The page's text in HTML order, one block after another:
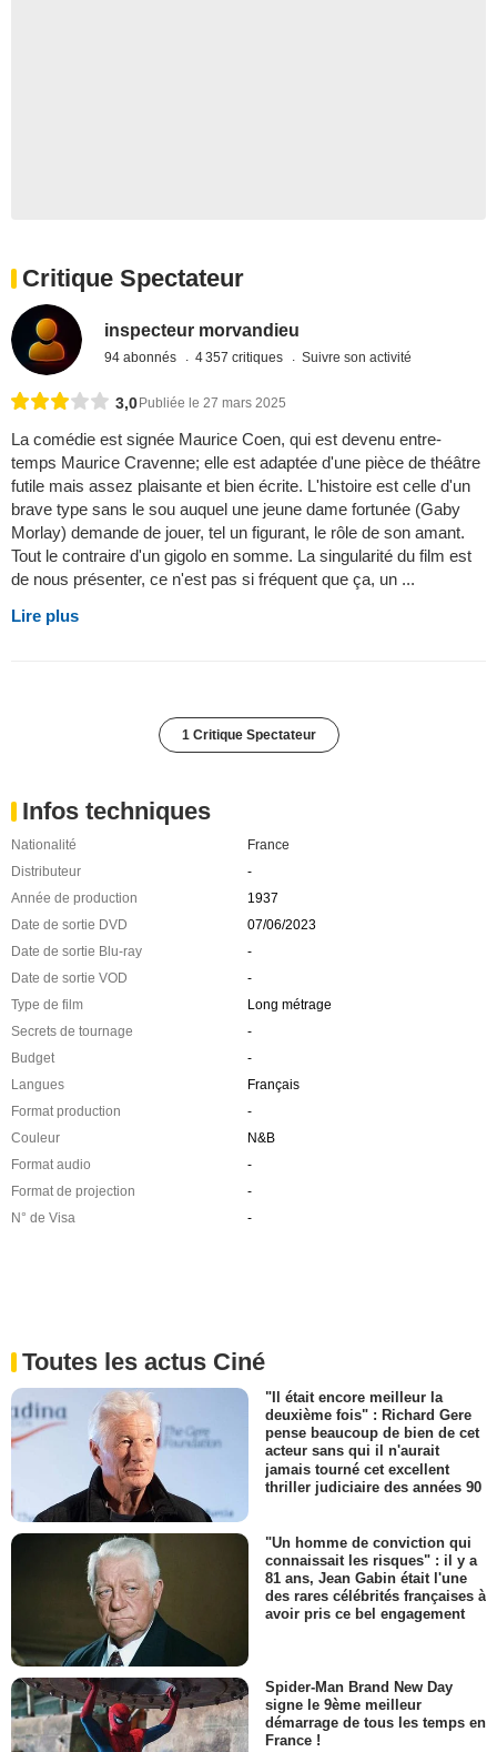
Critique Spectateur
inspecteur morvandieu
94 abonnés 4 357 critiques Suivre son activité
3,0 Publiée le 27 mars 2025
La comédie est signée Maurice Coen, qui est devenu entre-
temps Maurice Cravenne; elle est adaptée d'une pièce de théâtre
futile mais assez plaisante et bien écrite. L'histoire est celle d'un
brave type sans le sou auquel une jeune dame fortunée (Gaby
Morlay) demande de jouer, tel un figurant, le rôle de son amant.
Tout le contraire d'un gigolo en somme. La singularité du film est
de nous présenter, ce n'est pas si fréquent que ça, un ...
Lire plus
1 Critique Spectateur
Infos techniques
Nationalité
France
Distributeur
-
Année de production
1937
Date de sortie DVD
07/06/2023
Date de sortie Blu-ray
-
Date de sortie VOD
-
Type de film
Long métrage
Secrets de tournage
-
Budget
-
Langues
Français
Format production
-
Couleur
N&B
Format audio
-
Format de projection
-
N° de Visa
-
Toutes les actus Ciné
"Il était encore meilleur la
deuxième fois" : Richard Gere
pense beaucoup de bien de cet
acteur sans qui il n'aurait
jamais tourné cet excellent
thriller judiciaire des années 90
"Un homme de conviction qui
connaissait les risques" : il y a
81 ans, Jean Gabin était l'une
des rares célébrités françaises à
avoir pris ce bel engagement
Spider-Man Brand New Day
signe le 9ème meilleur
démarrage de tous les temps en
France !